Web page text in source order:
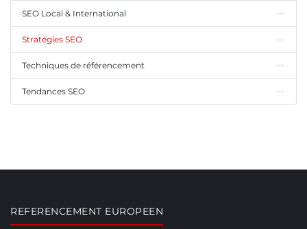
SEO Local & International
Stratégies SEO
Techniques de référencement
Tendances SEO
REFERENCEMENT EUROPEEN